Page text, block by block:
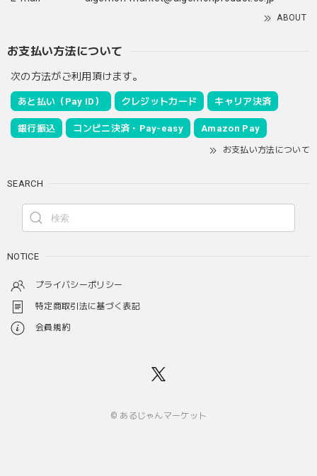
ABOUT
お支払い方法について
次の方法がご利用頂けます。
あと払い（Pay ID） クレジットカード キャリア決済
銀行振込 コンビニ決済・Pay-easy Amazon Pay
お支払い方法について
SEARCH
NOTICE
プライバシーポリシー
特定商取引法に基づく表記
会員規約
© あるじゃんマーケット